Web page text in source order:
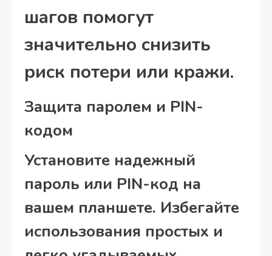
шагов помогут
значительно снизить
риск потери или кражи.
Защита паролем и PIN-
кодом
Установите надежный
пароль или PIN-код на
вашем планшете. Избегайте
использования простых и